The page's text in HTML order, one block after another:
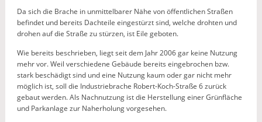
Da sich die Brache in unmittelbarer Nähe von öffentlichen Straßen
befindet und bereits Dachteile eingestürzt sind, welche drohten und
drohen auf die Straße zu stürzen, ist Eile geboten.
Wie bereits beschrieben, liegt seit dem Jahr 2006 gar keine Nutzung
mehr vor. Weil verschiedene Gebäude bereits eingebrochen bzw.
stark beschädigt sind und eine Nutzung kaum oder gar nicht mehr
möglich ist, soll die Industriebrache Robert-Koch-Straße 6 zurück
gebaut werden. Als Nachnutzung ist die Herstellung einer Grünfläche
und Parkanlage zur Naherholung vorgesehen.